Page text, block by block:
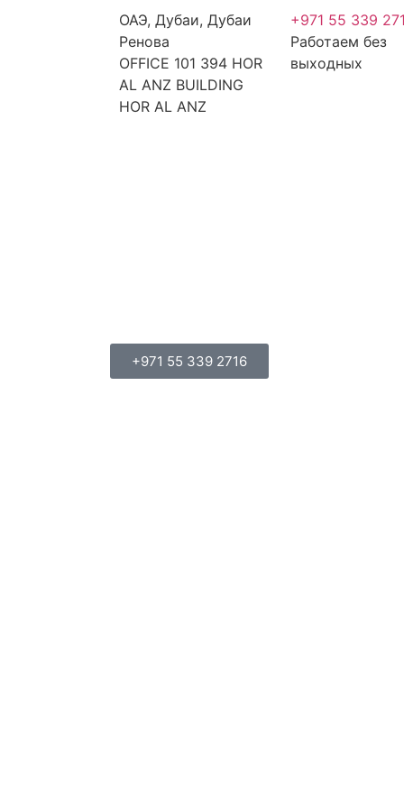
ОАЭ, Дубаи, Дубаи
Ренова
OFFICE 101 394 HOR
AL ANZ BUILDING
HOR AL ANZ
+971 55 339
Работаем без
выходных
+971 55 339 2716